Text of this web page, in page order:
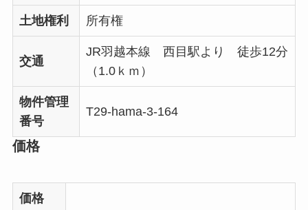
土地権利 所有権
交通
JR羽越本線 西目駅より 徒歩12分
（1.0ｋｍ）
物件管理
番号
T29-hama-3-164
価格
価格